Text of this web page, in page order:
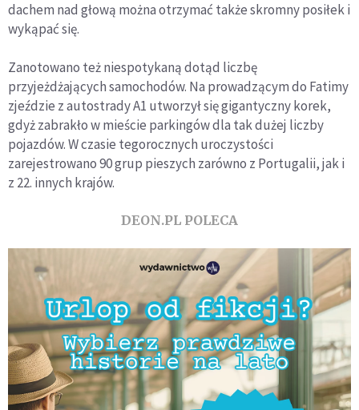
dachem nad głową można otrzymać także skromny posiłek i
wykąpać się.
Zanotowano też niespotykaną dotąd liczbę
przyjeżdżających samochodów. Na prowadzącym do Fatimy
zjeździe z autostrady A1 utworzył się gigantyczny korek,
gdyż zabrakło w mieście parkingów dla tak dużej liczby
pojazdów. W czasie tegorocznych uroczystości
zarejestrowano 90 grup pieszych zarówno z Portugalii, jak i
z 22. innych krajów.
DEON.PL POLECA